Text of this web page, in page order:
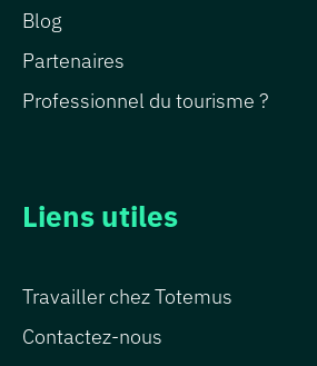
Blog
Partenaires
Professionnel du tourisme ?
Liens utiles
Travailler chez Totemus
Contactez-nous